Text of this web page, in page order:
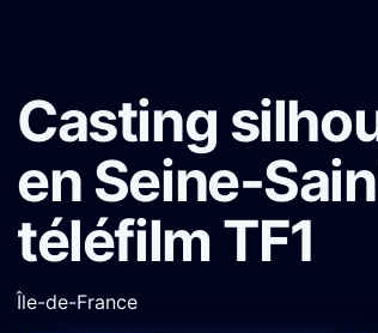
Casting
en Seine-
téléfilm TF1
Île-de-France